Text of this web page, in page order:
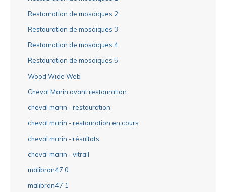
Restauration de mosaïques 2
Restauration de mosaïques 3
Restauration de mosaïques 4
Restauration de mosaïques 5
Wood Wide Web
Cheval Marin avant restauration
cheval marin - restauration
cheval marin - restauration en cours
cheval marin - résultats
cheval marin - vitrail
malibran47 0
malibran47 1